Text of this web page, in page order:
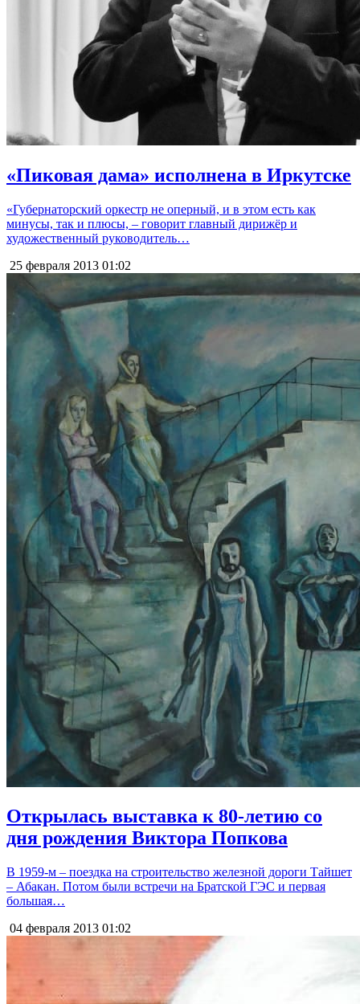
«Пиковая дама» исполнена в Иркутске
«Губернаторский оркестр не оперный, и в этом есть как
минусы, так и плюсы, – говорит главный дирижёр и
художественный руководитель…
25 февраля 2013 01:02
Открылась выставка к 80-летию со
дня рождения Виктора Попкова
В 1959-м – поездка на строительство железной дороги Тайшет
– Абакан. Потом были встречи на Братской ГЭС и первая
большая…
04 февраля 2013 01:02